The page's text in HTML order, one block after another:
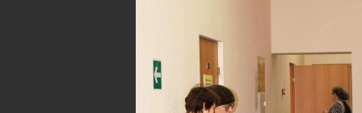
630099, г. Новосибирск, Красный проспект, 34